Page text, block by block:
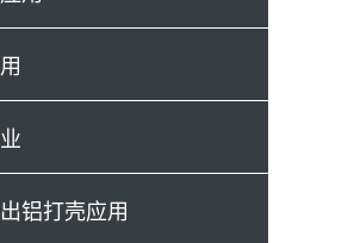
铝打壳应用